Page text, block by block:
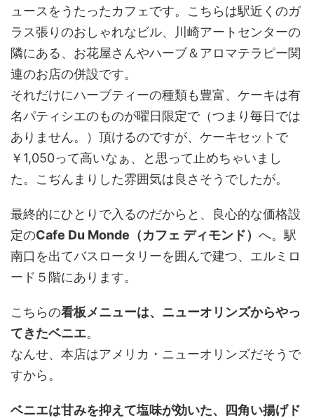
ュースをうたったカフェです。こちらは駅近くのガ
ラス張りのおしゃれなビル、川崎アートセンターの
隣にある、お花屋さんやハーブ＆アロマテラピー関
連のお店の併設です。
それだけにハーブティーの種類も豊富、ケーキは有
名パティシエのものが曜日限定で（つまり毎日では
ありません。）頂けるのですが、ケーキセットで
￥1,050って高いなぁ、と思って止めちゃいまし
た。こぢんまりした雰囲気は良さそうでしたが。
最終的にひとりで入るのだからと、良心的な価格設
定のCafe Du Monde（カフェ ディモンド） へ。駅
南口を出てバスロータリーを囲んで建つ、エルミロ
ード５階にあります。
こちらの看板メニューは、ニューオリンズからやっ
てきたベニエ。
なんせ、本店はアメリカ・ニューオリンズだそうで
すから。
ベニエは甘みを抑えて塩味が効いた、四角い揚げド